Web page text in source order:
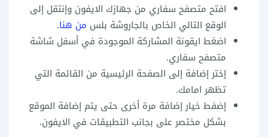
افتح متصفح سفاري من جهازك الايفون وإنتقل إلى
الوقع التالي الخاص بالجاروشة بلس من هنا.
اضغط ايقونة المشاركة الموجودة في أسفل شاشة
متصفح سفاري.
إختر إضافة إلى الصفحة الرئيسية من القائمة التي
تظهر امامك.
إضفط خيار إضافة مرة أخرى حتى يتم إضافة الموقع
بشكل مختصر على بجانب التطبيقات في الايفون.